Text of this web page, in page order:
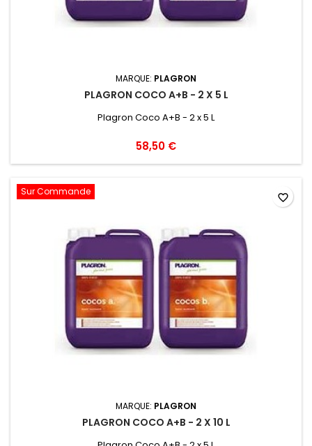
MARQUE: PLAGRON
PLAGRON COCO A+B - 2 X 5 L
Plagron Coco A+B - 2 x 5 L
58,50 €
Sur Commande
MARQUE: PLAGRON
PLAGRON COCO A+B - 2 X 10 L
favorite_border